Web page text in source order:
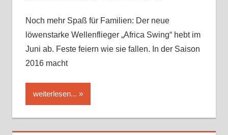
Noch mehr Spaß für Familien: Der neue
löwenstarke Wellenflieger „Africa Swing“ hebt im
Juni ab. Feste feiern wie sie fallen. In der Saison
2016 macht
weiterlesen...